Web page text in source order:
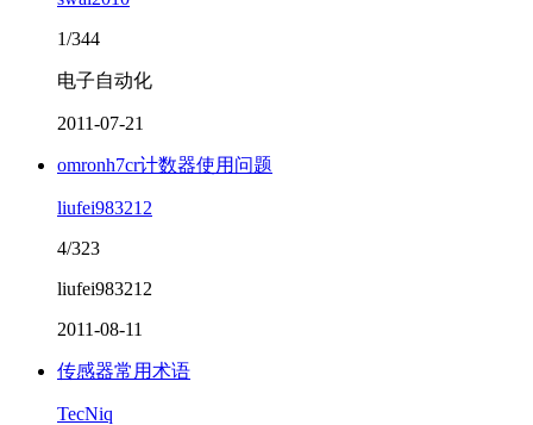
1/344
电子自动化
2011-07-21
omronh7cr计数器使用问题
liufei983212
4/323
liufei983212
2011-08-11
传感器常用术语
TecNiq